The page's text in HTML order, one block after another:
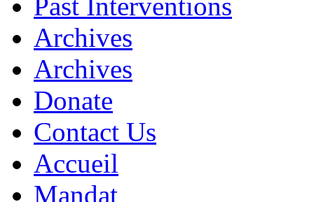
Archives
Archives
Donate
Contact Us
Accueil
Mandat